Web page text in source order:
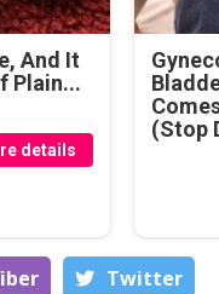
And It
Plain...
details
(Stop
Тwitter